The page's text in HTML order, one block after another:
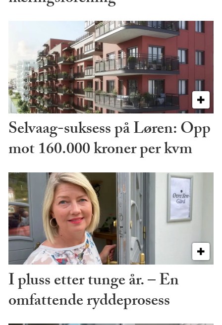
Selvaag-suksess på Løren: Opp
mot 160.000 kroner per kvm
I pluss etter tunge år. – En
omfattende ryddeprosess